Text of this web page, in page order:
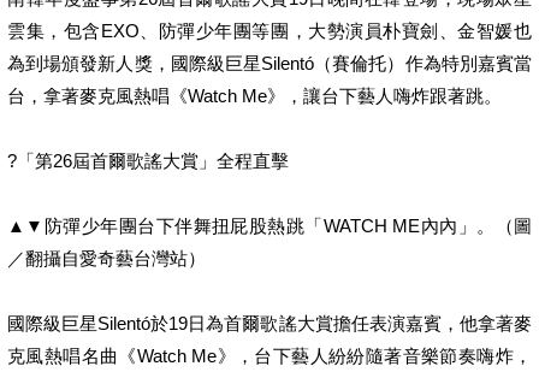
雲集，包含EXO、防彈少年團等團，大勢演員朴寶劍、金智媛也
為到場頒發新人獎，國際級巨星Silentó（賽倫托）作為特別嘉賓當
台，拿著麥克風熱唱《Watch Me》，讓台下藝人嗨炸跟著跳。
?「第26屆首爾歌謠大賞」全程直擊
▲▼防彈少年團台下伴舞扭屁股熱跳「WATCH ME內內」。（圖
／翻攝自愛奇藝台灣站）
國際級巨星Silentó於19日為首爾歌謠大賞擔任表演嘉賓，他拿著麥
克風熱唱名曲《Watch Me》，台下藝人紛紛隨著音樂節奏嗨炸，